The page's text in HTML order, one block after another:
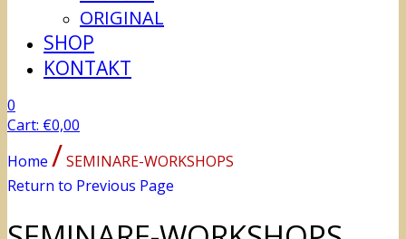
ORIGINAL
SHOP
KONTAKT
0
Cart: €0,00
Home /SEMINARE-WORKSHOPS
Return to Previous Page